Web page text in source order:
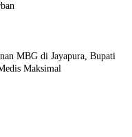
MBG di Jayapura, Bupati
Maksimal